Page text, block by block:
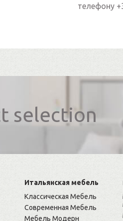
телефону
selection
Итальянская мебель
Классическая Мебель
Современная Мебель
Мебель Модерн